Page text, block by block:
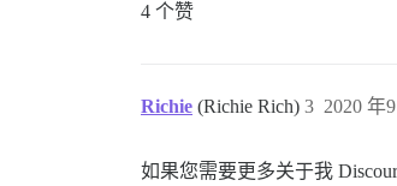
4 个赞
Richie (Richie Rich) 2020 年
3
如果您需要更多关于我